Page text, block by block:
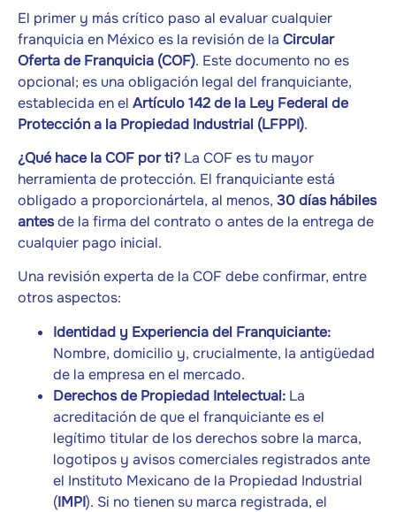
El primer y más crítico paso al evaluar cualquier
franquicia en México es la revisión de la Circular
Oferta de Franquicia (COF). Este documento no es
opcional; es una obligación legal del franquiciante,
establecida en el Artículo 142 de la Ley Federal de
Protección a la Propiedad Industrial (LFPPI).
¿Qué hace la COF por ti? La COF es tu mayor
herramienta de protección. El franquiciante está
obligado a proporcionártela, al menos, 30 días hábiles
antesde la firma del contrato o antes de la entrega de
cualquier pago inicial.
Una revisión experta de la COF debe confirmar, entre
otros aspectos:
Identidad y Experiencia del Franquiciante:
Nombre, domicilio y, crucialmente, la antigüedad
de la empresa en el mercado.
Derechos de Propiedad Intelectual: La
acreditación de que el franquiciante es el
legítimo titular de los derechos sobre la marca,
logotipos y avisos comerciales registrados ante
el Instituto Mexicano de la Propiedad Industrial
(IMPI). Si no tienen su marca registrada, el